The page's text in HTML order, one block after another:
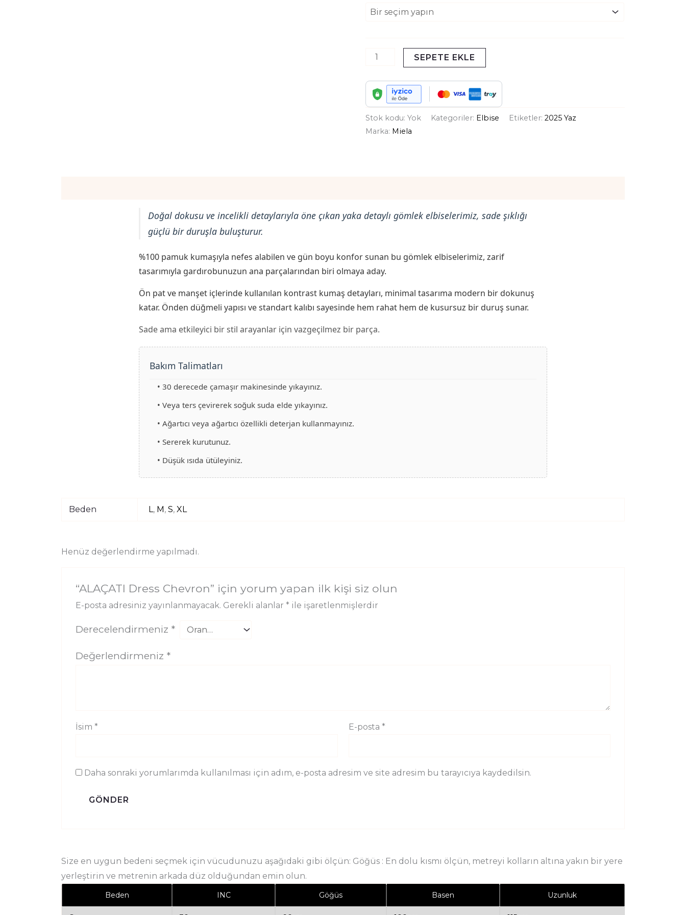
SEPETE EKLE
Stok kodu:Yok Kategoriler: Elbise Etiketler:2025 Yaz
Marka: Miela
Doğal dokusu ve incelikli detaylarıyla öne çıkan yaka detaylı gömlek elbiselerimiz, sade şıklığı
güçlü bir duruşla buluşturur.
%100 pamuk kumaşıyla nefes alabilen ve gün boyu konfor sunan bu gömlek elbiselerimiz, zarif
tasarımıyla gardırobunuzun ana parçalarından biri olmaya aday.
Ön pat ve manşet içlerinde kullanılan kontrast kumaş detayları, minimal tasarıma modern bir dokunuş
katar. Önden düğmeli yapısı ve standart kalıbı sayesinde hem rahat hem de kusursuz bir duruş sunar.
Sade ama etkileyici bir stil arayanlar için vazgeçilmez bir parça.
Bakım Talimatları
• 30 derecede çamaşır makinesinde yıkayınız.
• Veya ters çevirerek soğuk suda elde yıkayınız.
• Ağartıcı veya ağartıcı özellikli deterjan kullanmayınız.
• Sererek kurutunuz.
• Düşük ısıda ütüleyiniz.
Beden L, M,S,XL
Henüz değerlendirme yapılmadı.
“ALAÇATI Dress Chevron” için yorum yapan ilk kişi siz olun
E-posta adresiniz yayınlanmayacak. Gerekli alanlar * ile işaretlenmişlerdir
Derecelendirmeniz *
Değerlendirmeniz *
İsim * E-posta *
Daha sonraki yorumlarımda kullanılması için adım, e-posta adresim ve site adresim bu tarayıcıya kaydedilsin.
Size en uygun bedeni seçmek için vücudunuzu aşağıdaki gibi ölçün: Göğüs : En dolu kısmı ölçün, metreyi kolların altına yakın bir yere
yerleştirin ve metrenin arkada düz olduğundan emin olun.
Beden INC Göğüs Basen Uzunluk